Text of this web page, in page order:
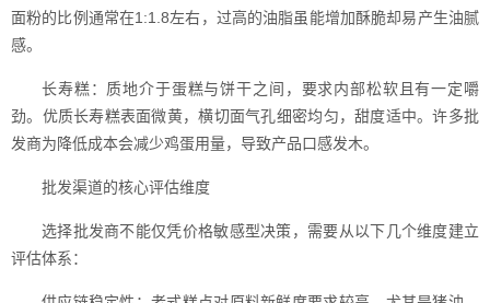
面粉的比例通常在1:1.8左右，过高的油脂虽能增加酥脆却易产生油腻
感。
长寿糕：质地介于蛋糕与饼干之间，要求内部松软且有一定嚼
劲。优质长寿糕表面微黄，横切面气孔细密均匀，甜度适中。许多批
发商为降低成本会减少鸡蛋用量，导致产品口感发木。
批发渠道的核心评估维度
选择批发商不能仅凭价格敏感型决策，需要从以下几个维度建立
评估体系：